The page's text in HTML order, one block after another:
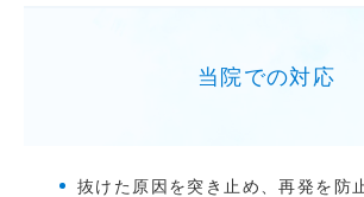
当院での対応
抜けた原因を突き止め、再発を防